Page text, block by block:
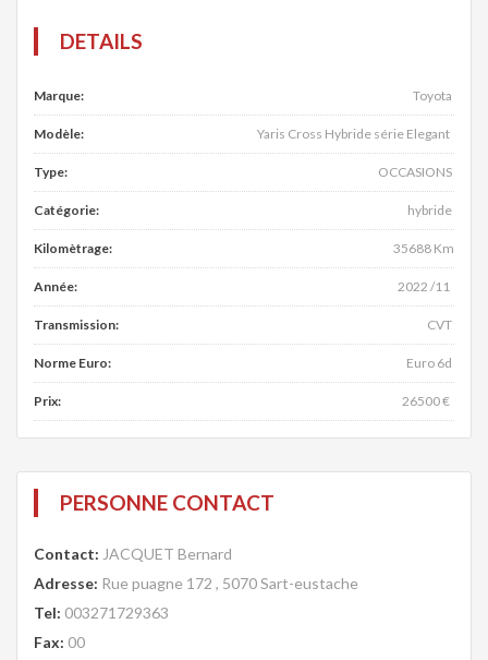
DETAILS
Marque: Toyota
Modèle: Yaris Cross Hybride série Elegant
Type: OCCASIONS
Catégorie: hybride
Kilomètrage: 35688 Km
Année: 2022 /11
Transmission: CVT
Norme Euro: Euro 6d
Prix: 26500 €
PERSONNE CONTACT
Contact: JACQUET Bernard
Adresse: Rue puagne 172 , 5070 Sart-eustache
Tel: 003271729363
Fax: 00